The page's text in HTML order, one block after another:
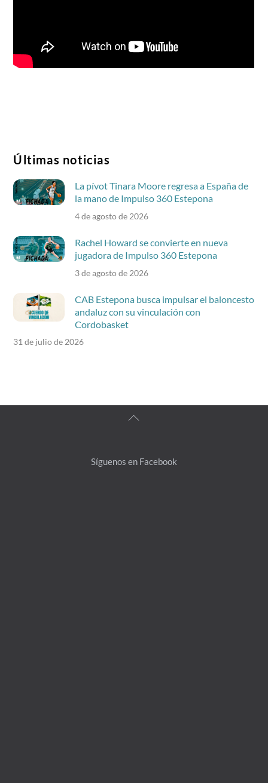
Últimas noticias
La pívot Tinara Moore regresa a España de
la mano de Impulso 360 Estepona
4 de agosto de 2026
Rachel Howard se convierte en nueva
jugadora de Impulso 360 Estepona
3 de agosto de 2026
CAB Estepona busca impulsar el baloncesto
andaluz con su vinculación con
Cordobasket
31 de julio de 2026
Back
Síguenos en Facebook